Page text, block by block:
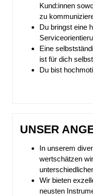
Kund:innen
zu
Du bringst eine
Eine
ist für dich
Du bist
UNSER
In unserem
wertschätzen
Wir bieten
neusten